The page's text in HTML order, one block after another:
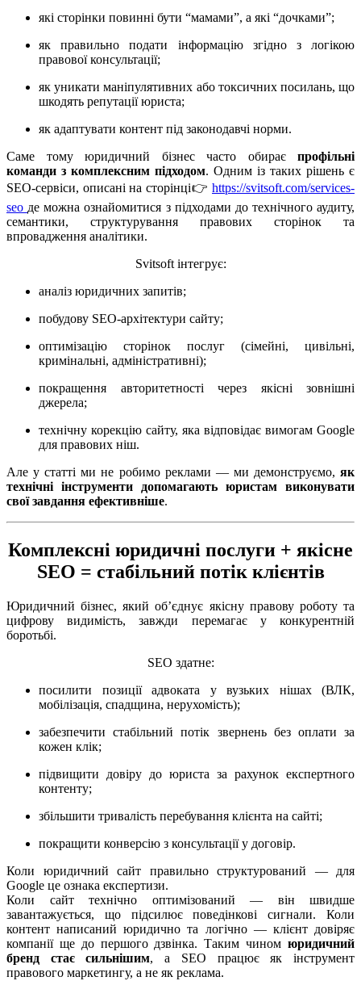
які сторінки повинні бути “мамами”, а які “дочками”;
як правильно подати інформацію згідно з логікою
правової консультації;
як уникати маніпулятивних або токсичних посилань, що
шкодять репутації юриста;
як адаптувати контент під законодавчі норми.
Саме тому юридичний бізнес часто обирає профільні
команди з комплексним підходом. Одним із таких рішень є
SEO-сервіси, описані на сторінці👉 https://svitsoft.com/services-
seo де можна ознайомитися з підходами до технічного аудиту,
семантики, структурування правових сторінок та
впровадження аналітики.
Svitsoft інтегрує:
аналіз юридичних запитів;
побудову SEO-архітектури сайту;
оптимізацію сторінок послуг (сімейні, цивільні,
кримінальні, адміністративні);
покращення авторитетності через якісні зовнішні
джерела;
технічну корекцію сайту, яка відповідає вимогам Google
для правових ніш.
Але у статті ми не робимо реклами — ми демонструємо, як
технічні інструменти допомагають юристам виконувати
свої завдання ефективніше.
Комплексні юридичні послуги + якісне
SEO = стабільний потік клієнтів
Юридичний бізнес, який об’єднує якісну правову роботу та
цифрову видимість, завжди перемагає у конкурентній
боротьбі.
SEO здатне:
посилити позиції адвоката у вузьких нішах (ВЛК,
мобілізація, спадщина, нерухомість);
забезпечити стабільний потік звернень без оплати за
кожен клік;
підвищити довіру до юриста за рахунок експертного
контенту;
збільшити тривалість перебування клієнта на сайті;
покращити конверсію з консультації у договір.
Коли юридичний сайт правильно структурований — для
Google це ознака експертизи.
Коли сайт технічно оптимізований — він швидше
завантажується, що підсилює поведінкові сигнали. Коли
контент написаний юридично та логічно — клієнт довіряє
компанії ще до першого дзвінка. Таким чином юридичний
бренд стає сильнішим, а SEO працює як інструмент
правового маркетингу, а не як реклама.